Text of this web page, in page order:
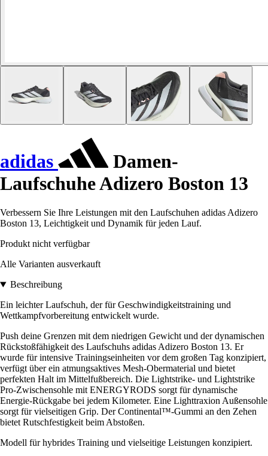
adidas
Damen-
Laufschuhe Adizero Boston 13
Verbessern Sie Ihre Leistungen mit den Laufschuhen adidas Adizero
Boston 13, Leichtigkeit und Dynamik für jeden Lauf.
Produkt nicht verfügbar
Alle Varianten ausverkauft
Beschreibung
Ein leichter Laufschuh, der für Geschwindigkeitstraining und
Wettkampfvorbereitung entwickelt wurde.
Push deine Grenzen mit dem niedrigen Gewicht und der dynamischen
Rückstoßfähigkeit des Laufschuhs adidas Adizero Boston 13. Er
wurde für intensive Trainingseinheiten vor dem großen Tag konzipiert,
verfügt über ein atmungsaktives Mesh-Obermaterial und bietet
perfekten Halt im Mittelfußbereich. Die Lightstrike- und Lightstrike
Pro-Zwischensohle mit ENERGYRODS sorgt für dynamische
Energie-Rückgabe bei jedem Kilometer. Eine Lighttraxion Außensohle
sorgt für vielseitigen Grip. Der Continental™-Gummi an den Zehen
bietet Rutschfestigkeit beim Abstoßen.
Modell für hybrides Training und vielseitige Leistungen konzipiert.